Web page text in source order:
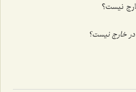
نیست؟
در خارج نیست؟